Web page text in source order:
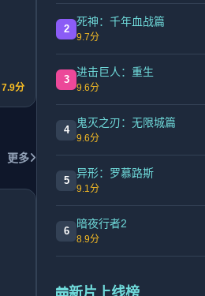
7.9分
更多
2
死神：千年血战篇
9.7分
3
进击巨人：重生
9.6分
4
鬼灭之刃：无限城篇
9.6分
5
异形：罗慕路斯
9.1分
6
暗夜行者2
8.9分
新片上线榜